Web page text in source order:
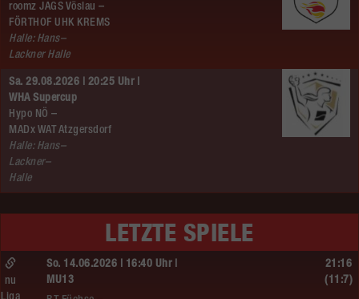
roomz JAGS Vöslau –
FÖRTHOF UHK KREMS
Halle: Hans–
Lackner Halle
Sa. 29.08.2026 | 20:25 Uhr |
WHA Supercup
Hypo NÖ –
MADx WAT Atzgersdorf
Halle: Hans–
Lackner–
Halle
LETZTE SPIELE
So. 14.06.2026 | 16:40 Uhr |
MU13
nu
21:16
(11:7)